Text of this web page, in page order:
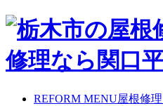
REFORM MENU屋根修